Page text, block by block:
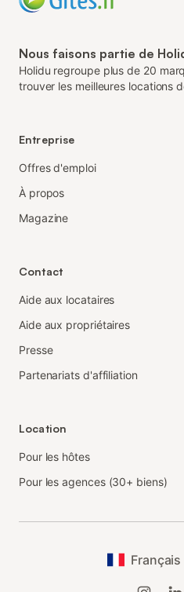
Nous faisons partie de
Holidu regroupe plus de 20
trouver les meilleures locations
Entreprise
Offres d'emploi
À propos
Magazine
Contact
Aide aux locataires
Aide aux propriétaires
Presse
Partenariats d'affiliation
Location
Pour les hôtes
Pour les agences (30+ biens)
Français